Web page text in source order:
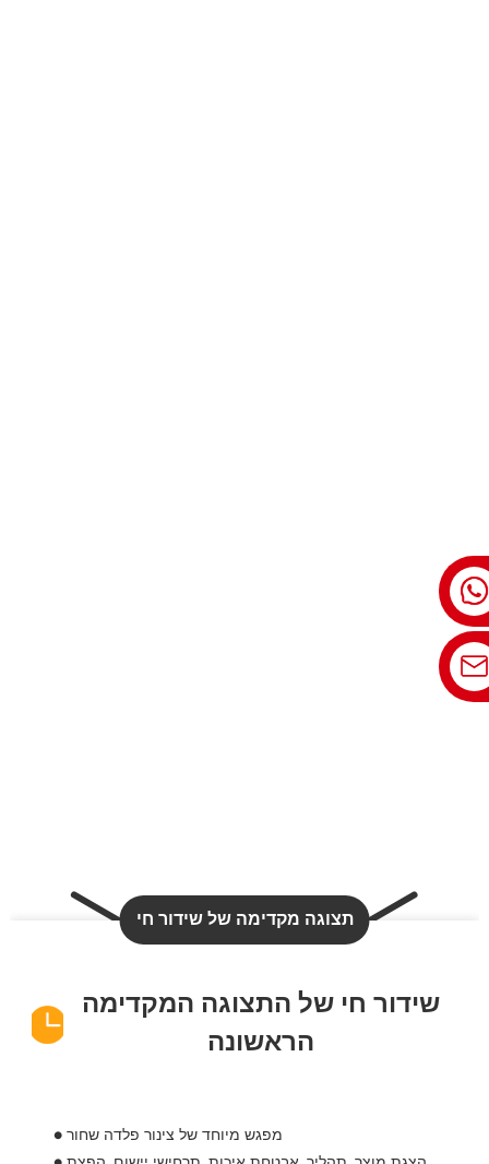
תצוגה מקדימה של שידור חי
שידור חי של התצוגה המקדימה
הראשונה
● מפגש מיוחד של צינור פלדה שחור